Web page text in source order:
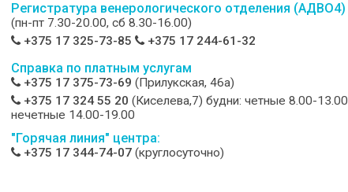
Регистратура венерологического отделения (АДВО4)
(пн-пт 7.30-20.00, сб 8.30-16.00)
+375 17 325-73-85
+375 17 244-61-32
Справка по платным услугам
+375 17 375-73-69 (Прилукская, 46а)
+375 17 324 55 20 (Киселева,7) будни: четные 8.00-13.00
нечетные 14.00-19.00
"Горячая линия" центра:
+375 17 344-74-07(круглосуточно)